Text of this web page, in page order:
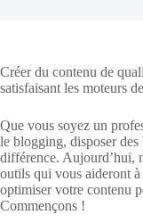
Créer du contenu de
satisfaisant les moteurs
Que vous soyez un
le blogging, disposer
différence. Aujourd’hui,
outils qui vous aideront
optimiser votre contenu
Commençons !